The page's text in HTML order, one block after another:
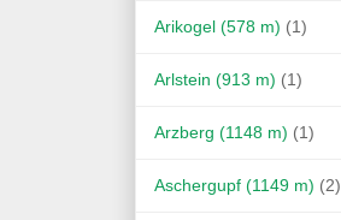
Arikogel (578 m) (1)
Arlstein (913 m) (1)
Arzberg (1148 m) (1)
Aschergupf (1149 m) (2)